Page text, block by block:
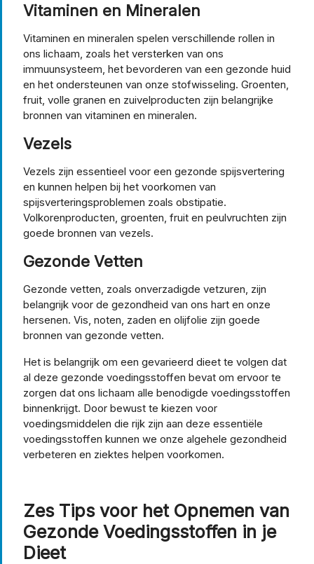
Vitaminen en Mineralen
Vitaminen en mineralen spelen verschillende rollen in
ons lichaam, zoals het versterken van ons
immuunsysteem, het bevorderen van een gezonde huid
en het ondersteunen van onze stofwisseling. Groenten,
fruit, volle granen en zuivelproducten zijn belangrijke
bronnen van vitaminen en mineralen.
Vezels
Vezels zijn essentieel voor een gezonde spijsvertering
en kunnen helpen bij het voorkomen van
spijsverteringsproblemen zoals obstipatie.
Volkorenproducten, groenten, fruit en peulvruchten zijn
goede bronnen van vezels.
Gezonde Vetten
Gezonde vetten, zoals onverzadigde vetzuren, zijn
belangrijk voor de gezondheid van ons hart en onze
hersenen. Vis, noten, zaden en olijfolie zijn goede
bronnen van gezonde vetten.
Het is belangrijk om een gevarieerd dieet te volgen dat
al deze gezonde voedingsstoffen bevat om ervoor te
zorgen dat ons lichaam alle benodigde voedingsstoffen
binnenkrijgt. Door bewust te kiezen voor
voedingsmiddelen die rijk zijn aan deze essentiële
voedingsstoffen kunnen we onze algehele gezondheid
verbeteren en ziektes helpen voorkomen.
Zes Tips voor het Opnemen van
Gezonde Voedingsstoffen in je
Dieet